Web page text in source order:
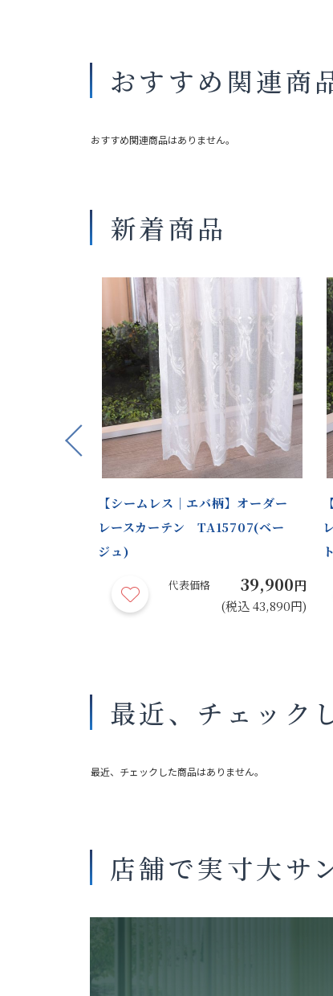
おすすめ関連商
おすすめ関連商品はありません。
新着商品
Previous
【シームレス｜エバ柄】オーダー
レースカーテン TA15707(ベー
ジュ)
代表価格 39,900円
(税込 43,890円)
最近、チェック
最近、チェックした商品はありません。
店舗で実寸大サ